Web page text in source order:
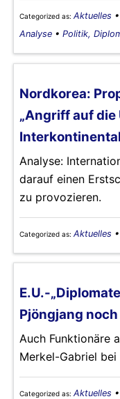
Categorized as: Aktuelles •
Analyse • Politik,
Nordkorea:
„Angriff auf die
Analyse:
darauf einen
zu provozieren.
Categorized as: Aktuelles •
E.U.-
Pjöngjang
Auch Funktionäre
Merkel-Gabriel
Categorized as: Aktuelles •